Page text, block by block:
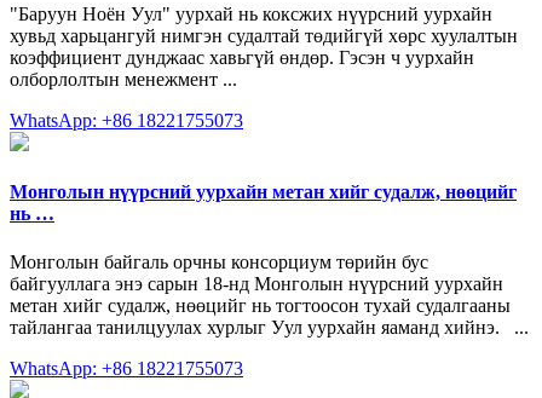
"Баруун Ноён Уул" уурхай нь коксжих нүүрсний уурхайн
хувьд харьцангуй нимгэн судалтай төдийгүй хөрс хуулалтын
коэффициент дунджаас хавьгүй өндөр. Гэсэн ч уурхайн
олборлолтын менежмент ...
WhatsApp: +86 18221755073
Монголын нүүрсний уурхайн метан хийг судалж, нөөцийг
нь …
Монголын байгаль орчны консорциум төрийн бус
байгууллага энэ сарын 18-нд Монголын нүүрсний уурхайн
метан хийг судалж, нөөцийг нь тогтоосон тухай судалгааны
тайлангаа танилцуулах хурлыг Уул уурхайн яаманд хийнэ. ...
WhatsApp: +86 18221755073